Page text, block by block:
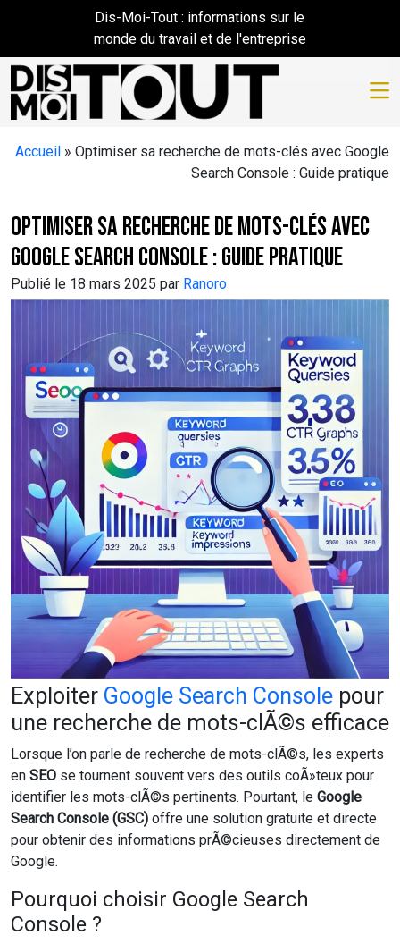
Skip to main contentDis-Moi-Tout : informations sur le
monde du travail et de l'entreprise
Accueil » Optimiser sa recherche de mots-clés avec Google
Search Console : Guide pratique
Optimiser sa recherche de mots-clés avec
Google Search Console : Guide pratique
Publié le 18 mars 2025 par Ranoro
Exploiter Google Search Console pour
une recherche de mots-clÃ©s efficace
Lorsque l’on parle de recherche de mots-clÃ©s, les experts
en SEO se tournent souvent vers des outils coÃ»teux pour
identifier les mots-clÃ©s pertinents. Pourtant, le Google
Search Console (GSC) offre une solution gratuite et directe
pour obtenir des informations prÃ©cieuses directement de
Google.
Pourquoi choisir Google Search
Console ?